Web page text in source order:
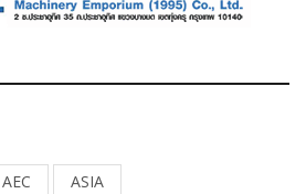
AEC
ASIA